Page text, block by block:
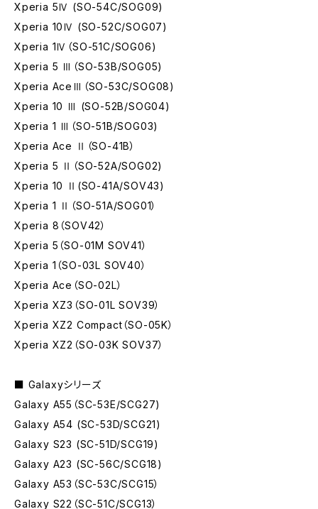
Xperia 5Ⅳ (SO-54C/SOG09)
Xperia 10Ⅳ (SO-52C/SOG07)
Xperia 1Ⅳ（SO-51C/SOG06)
Xperia 5 Ⅲ（SO-53B/SOG05)
Xperia AceⅢ（SO-53C/SOG08)
Xperia 10 Ⅲ (SO-52B/SOG04)
Xperia 1 Ⅲ（SO-51B/SOG03)
Xperia Ace Ⅱ（SO-41B）
Xperia 5 Ⅱ（SO-52A/SOG02)
Xperia 10 Ⅱ(SO-41A/SOV43)
Xperia 1 Ⅱ（SO-51A/SOG01）
Xperia 8（SOV42）
Xperia 5（SO-01M SOV41）
Xperia 1（SO-03L SOV40）
Xperia Ace（SO-02L）
Xperia XZ3（SO-01L SOV39）
Xperia XZ2 Compact（SO-05K）
Xperia XZ2（SO-03K SOV37）
■ Galaxyシリーズ
Galaxy A55（SC-53E/SCG27)
Galaxy A54 (SC-53D/SCG21)
Galaxy S23 (SC-51D/SCG19)
Galaxy A23 (SC-56C/SCG18)
Galaxy A53（SC-53C/SCG15）
Galaxy S22（SC-51C/SCG13）